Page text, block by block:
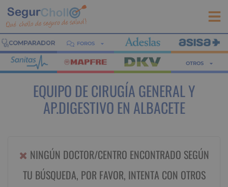
FOROS
OTROS
EQUIPO DE CIRUGÍA GENERAL Y
AP.DIGESTIVO EN ALBACETE
NINGÚN DOCTOR/CENTRO ENCONTRADO SEGÚN
TU BÚSQUEDA, POR FAVOR, INTENTA CON OTROS